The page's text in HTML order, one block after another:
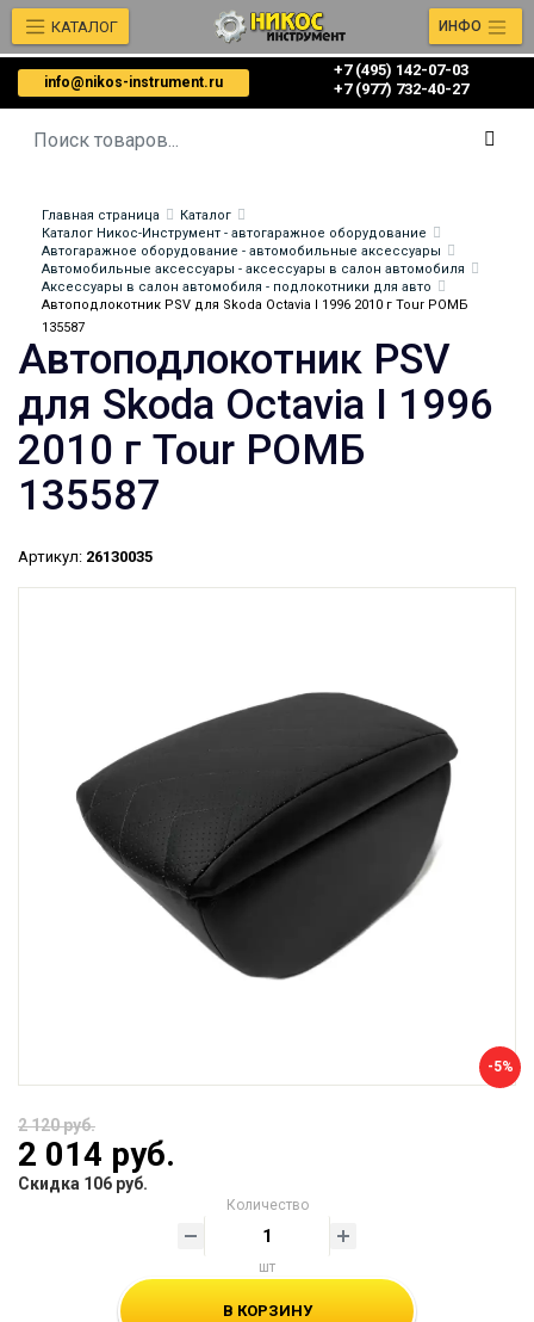
info@nikos-instrument.ru
+7 (495) 142-07-03
‎‎+7 (977) 732-40-27
КАТАЛОГ ИНФО
Главная страница
Каталог
Каталог Никос-Инструмент - автогаражное оборудование
Автогаражное оборудование - автомобильные аксессуары
Автомобильные аксессуары - аксессуары в салон автомобиля
Аксессуары в салон автомобиля - подлокотники для авто
Автоподлокотник PSV для Skoda Octavia I 1996 2010 г Tour РОМБ
135587
Автоподлокотник PSV
для Skoda Octavia I 1996
2010 г Tour РОМБ
135587
Артикул: 26130035
-5%
2 120 руб.
2 014 руб.
Скидка 106 руб.
Количество
шт
В КОРЗИНУ